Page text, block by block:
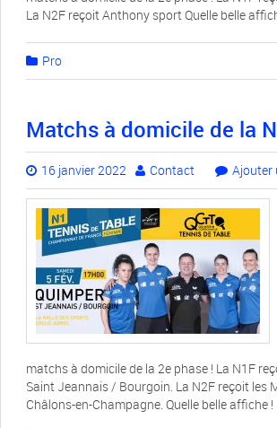
La N2F reçoit Anthony sport Quelle belle
Pro
Matchs à domicile de la
16 janvier 2022 Contact Ajouter
matchs à domicile de la 2e phase ! La N1F
Saint Jeannais / Bourgoin. La N2F reçoit les
Châlons-en-Champagne. Quelle belle affiche !